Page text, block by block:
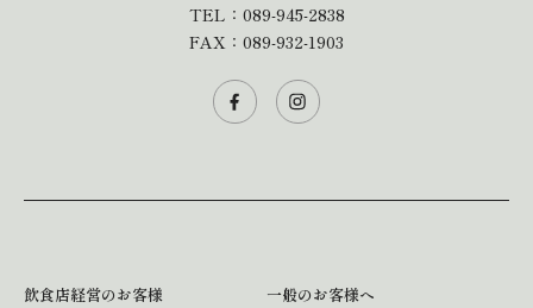
TEL： 089-945-2838
FAX：089-932-1903
飲食店経営のお客様
一般のお客様へ